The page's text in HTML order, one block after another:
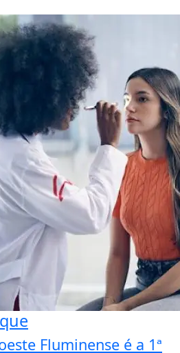
Fluminense é a 1ª